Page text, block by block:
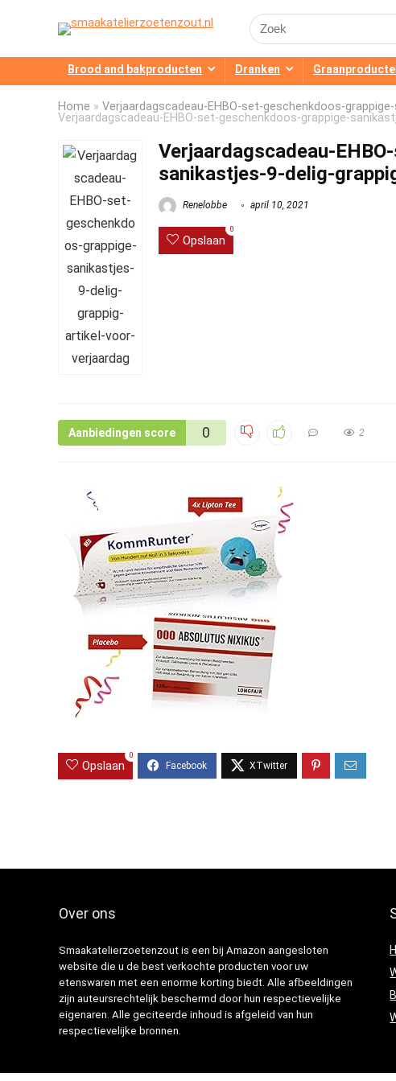
Search
for:
Brood and bakproducten Dranken
Home » Verjaardagscadeau-EHBO-set-geschenkdoos-
Verjaardagscadeau-EHBO-set-geschenkdoos-grappige-
Verjaardagscadeau-
sanikastjes-9-delig-
Renelobbe april 10, 2021
Opslaan
0
Aanbiedingen score 0 2
Opslaan
0
Over ons
Smaakatelierzoetenzout is een bij Amazon aangesloten
website die u de best verkochte producten voor uw
etenswaren met een enorme korting biedt. Alle afbeeldingen
zijn auteursrechtelijk beschermd door hun respectievelijke
eigenaren. Alle geciteerde inhoud is afgeleid van hun
respectievelijke bronnen.